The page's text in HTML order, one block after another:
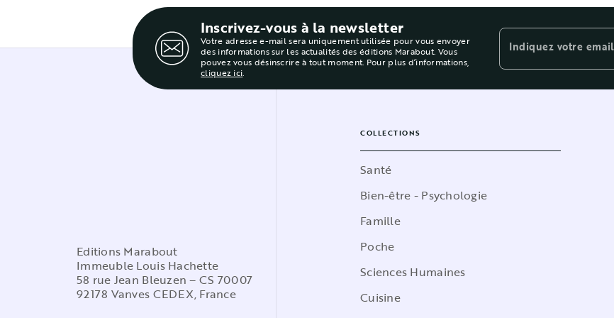
Inscrivez-vous à la newsletter
Votre adresse e-mail sera uniquement utilisée pour vous envoyer
des informations sur les actualités des éditions Marabout. Vous
pouvez vous désinscrire à tout moment. Pour plus d’informations,
cliquez ici.
Indiquez votre email
Editions Marabout
Immeuble Louis Hachette
58 rue Jean Bleuzen – CS 70007
92178 Vanves CEDEX, France
COLLECTIONS
Santé
Bien-être - Psychologie
Famille
Poche
Sciences Humaines
Cuisine